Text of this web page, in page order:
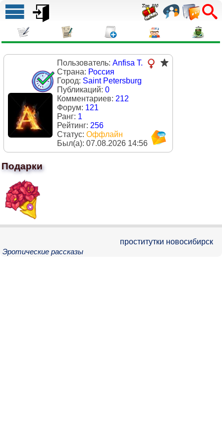
Пользователь: Anfisa T.
Страна: Россия
Город: Saint Petersburg
Публикаций: 0
Комментариев: 212
Форум: 121
Ранг: 1
Рейтинг: 256
Статус: Оффлайн
Был(a): 07.08.2026 14:56
Подарки
Эротические рассказы
проститутки новосибирск